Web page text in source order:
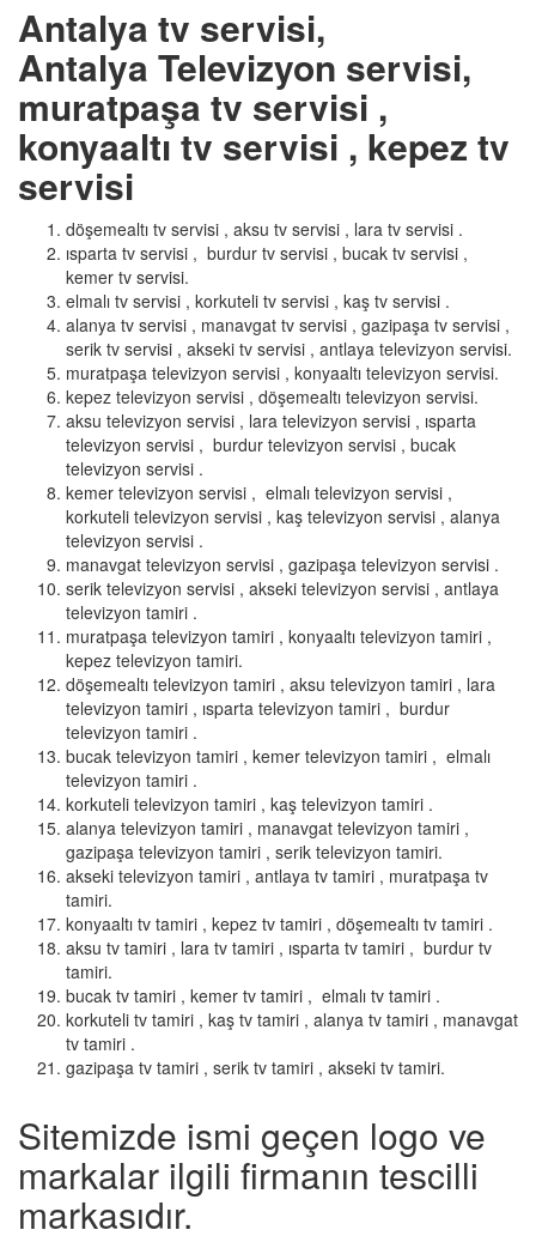
Antalya tv servisi,
Antalya Televizyon servisi,
muratpaşa tv servisi ,
konyaaltı tv servisi , kepez tv
servisi
döşemealtı tv servisi , aksu tv servisi , lara tv servisi .
ısparta tv servisi , burdur tv servisi , bucak tv servisi ,
kemer tv servisi.
elmalı tv servisi , korkuteli tv servisi , kaş tv servisi .
alanya tv servisi , manavgat tv servisi , gazipaşa tv servisi ,
serik tv servisi , akseki tv servisi , antlaya televizyon servisi.
muratpaşa televizyon servisi , konyaaltı televizyon servisi.
kepez televizyon servisi , döşemealtı televizyon servisi.
aksu televizyon servisi , lara televizyon servisi , ısparta
televizyon servisi , burdur televizyon servisi , bucak
televizyon servisi .
kemer televizyon servisi , elmalı televizyon servisi ,
korkuteli televizyon servisi , kaş televizyon servisi , alanya
televizyon servisi .
manavgat televizyon servisi , gazipaşa televizyon servisi .
serik televizyon servisi , akseki televizyon servisi , antlaya
televizyon tamiri .
muratpaşa televizyon tamiri , konyaaltı televizyon tamiri ,
kepez televizyon tamiri.
döşemealtı televizyon tamiri , aksu televizyon tamiri , lara
televizyon tamiri , ısparta televizyon tamiri , burdur
televizyon tamiri .
bucak televizyon tamiri , kemer televizyon tamiri , elmalı
televizyon tamiri .
korkuteli televizyon tamiri , kaş televizyon tamiri .
alanya televizyon tamiri , manavgat televizyon tamiri ,
gazipaşa televizyon tamiri , serik televizyon tamiri.
akseki televizyon tamiri , antlaya tv tamiri , muratpaşa tv
tamiri.
konyaaltı tv tamiri , kepez tv tamiri , döşemealtı tv tamiri .
aksu tv tamiri , lara tv tamiri , ısparta tv tamiri , burdur tv
tamiri.
bucak tv tamiri , kemer tv tamiri , elmalı tv tamiri .
korkuteli tv tamiri , kaş tv tamiri , alanya tv tamiri , manavgat
tv tamiri .
gazipaşa tv tamiri , serik tv tamiri , akseki tv tamiri.
Sitemizde ismi geçen logo ve
markalar ilgili firmanın tescilli
markasıdır.